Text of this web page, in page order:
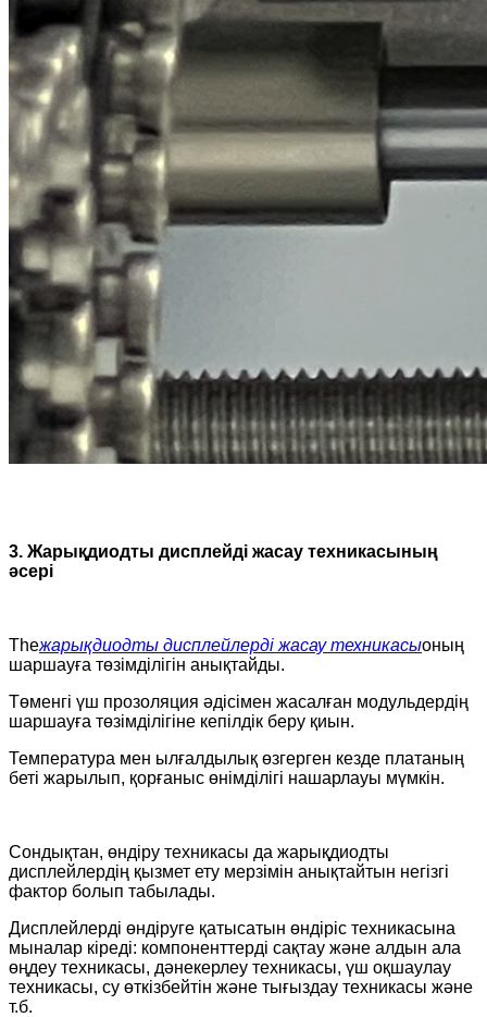
3. Жарықдиодты дисплейді жасау техникасының
әсері
Theжарықдиодты дисплейлерді жасау техникасыоның
шаршауға төзімділігін анықтайды.
Төменгі үш прозоляция әдісімен жасалған модульдердің
шаршауға төзімділігіне кепілдік беру қиын.
Температура мен ылғалдылық өзгерген кезде платаның
беті жарылып, қорғаныс өнімділігі нашарлауы мүмкін.
Сондықтан, өндіру техникасы да жарықдиодты
дисплейлердің қызмет ету мерзімін анықтайтын негізгі
фактор болып табылады.
Дисплейлерді өндіруге қатысатын өндіріс техникасына
мыналар кіреді: компоненттерді сақтау және алдын ала
өңдеу техникасы, дәнекерлеу техникасы, үш оқшаулау
техникасы, су өткізбейтін және тығыздау техникасы және
т.б.